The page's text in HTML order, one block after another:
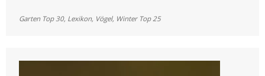
Garten Top 30, Lexikon, Vögel, Winter Top 25